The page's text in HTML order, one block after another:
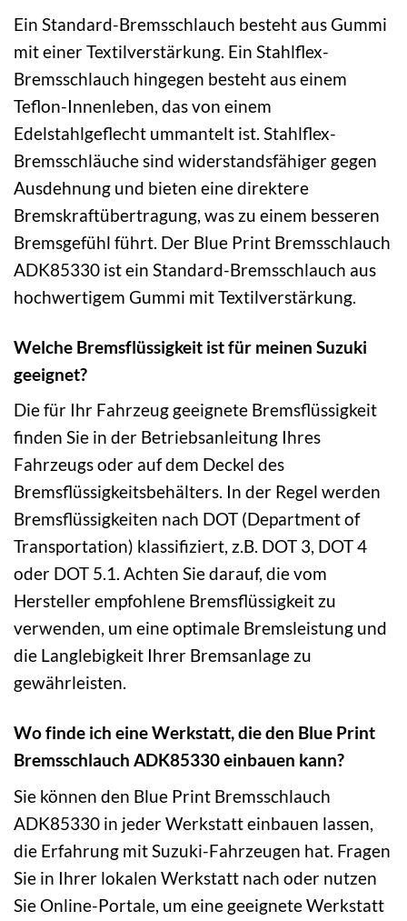
Ein Standard-Bremsschlauch besteht aus Gummi
mit einer Textilverstärkung. Ein Stahlflex-
Bremsschlauch hingegen besteht aus einem
Teflon-Innenleben, das von einem
Edelstahlgeflecht ummantelt ist. Stahlflex-
Bremsschläuche sind widerstandsfähiger gegen
Ausdehnung und bieten eine direktere
Bremskraftübertragung, was zu einem besseren
Bremsgefühl führt. Der Blue Print Bremsschlauch
ADK85330 ist ein Standard-Bremsschlauch aus
hochwertigem Gummi mit Textilverstärkung.
Welche Bremsflüssigkeit ist für meinen Suzuki
geeignet?
Die für Ihr Fahrzeug geeignete Bremsflüssigkeit
finden Sie in der Betriebsanleitung Ihres
Fahrzeugs oder auf dem Deckel des
Bremsflüssigkeitsbehälters. In der Regel werden
Bremsflüssigkeiten nach DOT (Department of
Transportation) klassifiziert, z.B. DOT 3, DOT 4
oder DOT 5.1. Achten Sie darauf, die vom
Hersteller empfohlene Bremsflüssigkeit zu
verwenden, um eine optimale Bremsleistung und
die Langlebigkeit Ihrer Bremsanlage zu
gewährleisten.
Wo finde ich eine Werkstatt, die den Blue Print
Bremsschlauch ADK85330 einbauen kann?
Sie können den Blue Print Bremsschlauch
ADK85330 in jeder Werkstatt einbauen lassen,
die Erfahrung mit Suzuki-Fahrzeugen hat. Fragen
Sie in Ihrer lokalen Werkstatt nach oder nutzen
Sie Online-Portale, um eine geeignete Werkstatt